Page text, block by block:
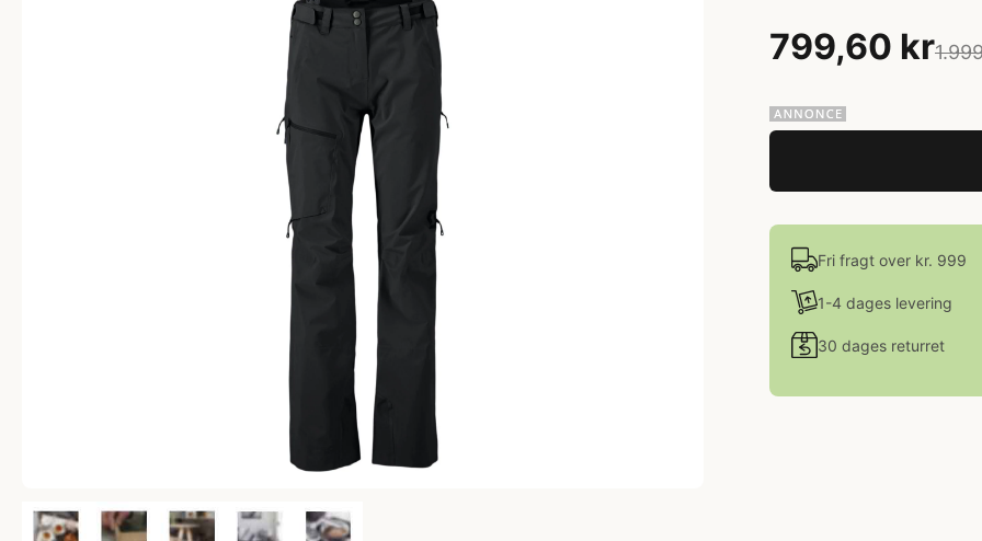
799,60 kr
Fri fragt over kr. 999
1-4 dages levering
30 dages returret